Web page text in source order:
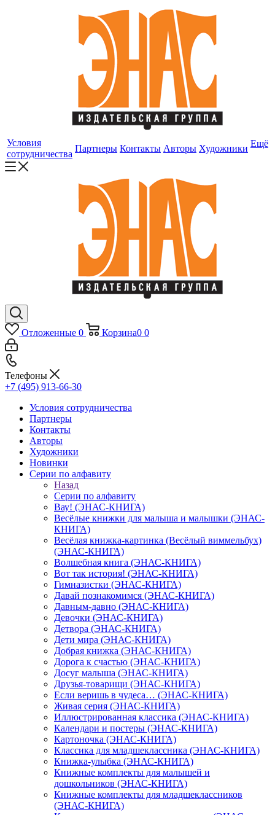
Условия
сотрудничества
Партнеры Контакты Авторы Художники Ещё
Отложенные 0 Корзина0 0
Телефоны
+7 (495) 913-66-30
Условия сотрудничества
Партнеры
Контакты
Авторы
Художники
Новинки
Серии по алфавиту
Назад
Серии по алфавиту
Вау! (ЭНАС-КНИГА)
Весёлые книжки для малыша и малышки (ЭНАС-
КНИГА)
Весёлая книжка-картинка (Весёлый виммельбух)
(ЭНАС-КНИГА)
Волшебная книга (ЭНАС-КНИГА)
Вот так история! (ЭНАС-КНИГА)
Гимназистки (ЭНАС-КНИГА)
Давай познакомимся (ЭНАС-КНИГА)
Давным-давно (ЭНАС-КНИГА)
Девочки (ЭНАС-КНИГА)
Детвора (ЭНАС-КНИГА)
Дети мира (ЭНАС-КНИГА)
Добрая книжка (ЭНАС-КНИГА)
Дорога к счастью (ЭНАС-КНИГА)
Досуг малыша (ЭНАС-КНИГА)
Друзья-товарищи (ЭНАС-КНИГА)
Если веришь в чудеса… (ЭНАС-КНИГА)
Живая серия (ЭНАС-КНИГА)
Иллюстрированная классика (ЭНАС-КНИГА)
Календари и постеры (ЭНАС-КНИГА)
Картоночка (ЭНАС-КНИГА)
Классика для младшеклассника (ЭНАС-КНИГА)
Книжка-улыбка (ЭНАС-КНИГА)
Книжные комплекты для малышей и
дошкольников (ЭНАС-КНИГА)
Книжные комплекты для младшеклассников
(ЭНАС-КНИГА)